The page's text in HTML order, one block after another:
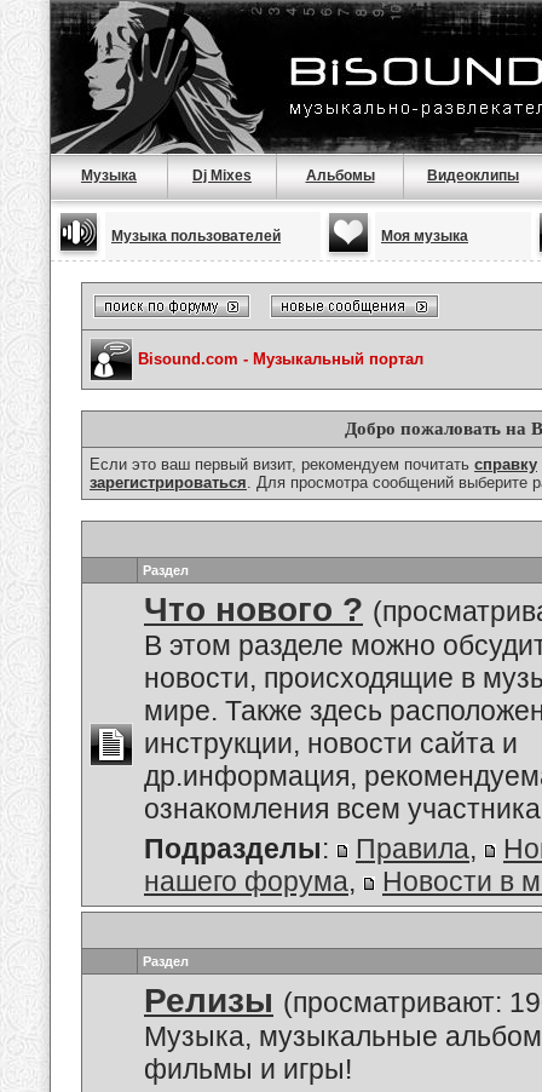
Музыка Dj Mixes Альбомы Видеоклипы
Музыка пользователей Моя музыка
Bisound.com - Музыкальный портал
Добро пожаловать на
Если это ваш первый визит, рекомендуем почитать справку
зарегистрироваться. Для просмотра сообщений выберите
Раздел
Что нового ?
В этом разделе можно
новости, происходящие в
мире. Также здесь
инструкции, новости сайта и
др.информация,
ознакомления всем
Подразделы: Правила,
нашего форума, Новости в
Раздел
Релизы (просматривают:
Музыка, музыкальные
фильмы и игры!